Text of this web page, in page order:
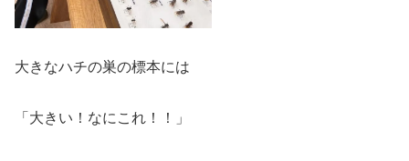
大きなハチの巣の標本には
「大きい！なにこれ！！」